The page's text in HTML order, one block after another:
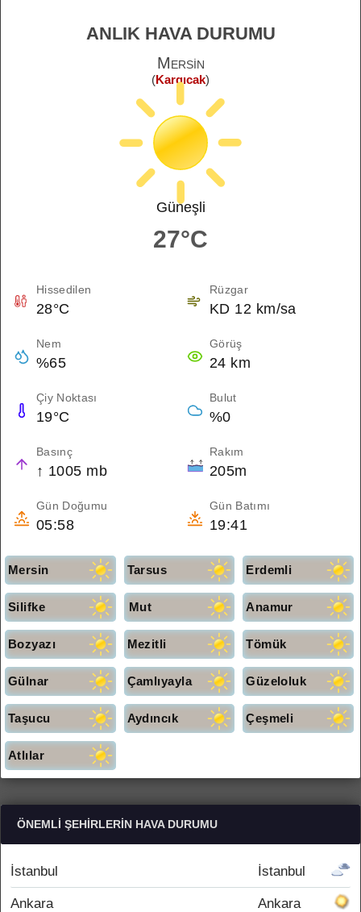
ANLIK HAVA DURUMU
Mersin
(Kargıcak)
Güneşli
27°C
Hissedilen
28°C
Rüzgar
KD 12 km/sa
Nem
%65
Görüş
24 km
Çiy Noktası
19°C
Bulut
%0
Basınç
↑ 1005 mb
Rakım
205m
Gün Doğumu
05:58
Gün Batımı
19:41
Mersin Tarsus Erdemli
Silifke Mut Anamur
Bozyazı Mezitli Tömük
Gülnar Çamlıyayla Güzeloluk
Taşucu Aydıncık Çeşmeli
Atlılar
ÖNEMLI ŞEHIRLERIN HAVA DURUMU
İstanbul İstanbul
Ankara Ankara